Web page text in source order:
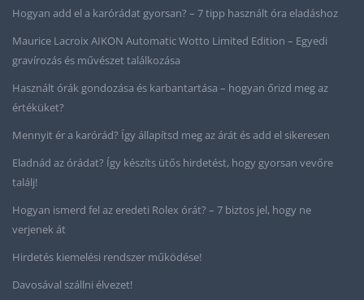
Hogyan add el a karórádat gyorsan? – 7 tipp használt óra eladáshoz
Maurice Lacroix AIKON Automatic Wotto Limited Edition – Egyedi
gravírozás és művészet találkozása
Használt órák gondozása és karbantartása – hogyan őrizd meg az
értéküket?
Mennyit ér a karórád? Így állapítsd meg az árát és add el sikeresen
Eladnád az órádat? Így készíts ütős hirdetést, hogy gyorsan vevőre
találj!
Hogyan ismerd fel az eredeti Rolex órát? – 7 biztos jel, hogy ne
verjenek át
Hirdetés kiemelési rendszer működése!
Davosával szállni élvezet!